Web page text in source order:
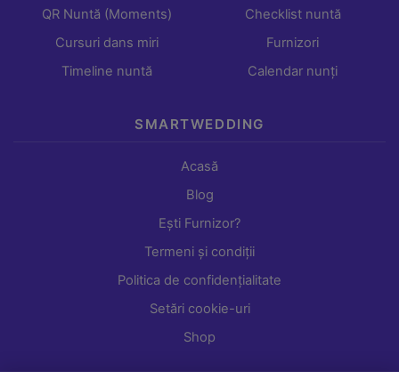
QR Nuntă (Moments)
Cursuri dans miri
Timeline nuntă
Checklist nuntă
Furnizori
Calendar nunți
SMARTWEDDING
Acasă
Blog
Ești Furnizor?
Termeni și condiții
Politica de confidențialitate
Setări cookie-uri
Shop